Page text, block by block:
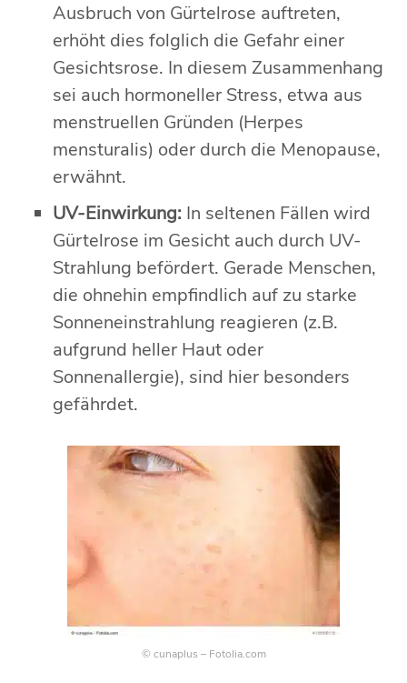
Ausbruch von Gürtelrose auftreten,
erhöht dies folglich die Gefahr einer
Gesichtsrose. In diesem Zusammenhang
sei auch hormoneller Stress, etwa aus
menstruellen Gründen (Herpes
mensturalis) oder durch die Menopause,
erwähnt.
UV-Einwirkung: In seltenen Fällen wird
Gürtelrose im Gesicht auch durch UV-
Strahlung befördert. Gerade Menschen,
die ohnehin empfindlich auf zu starke
Sonneneinstrahlung reagieren (z.B.
aufgrund heller Haut oder
Sonnenallergie), sind hier besonders
gefährdet.
© cunaplus – Fotolia.com